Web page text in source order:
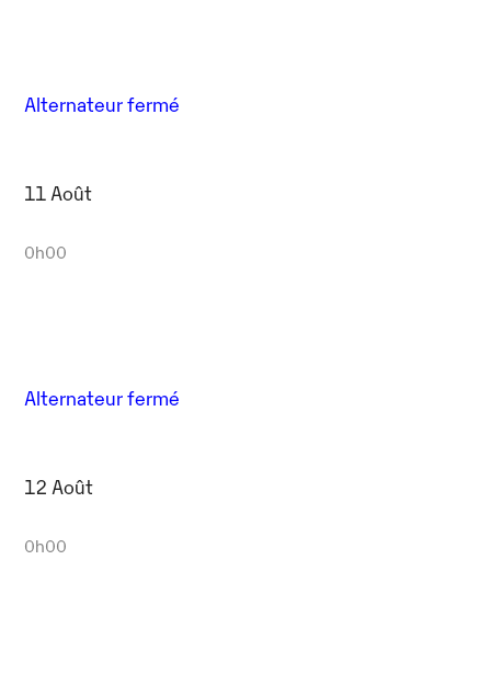
Alternateur fermé
11 Août
0h00
Alternateur fermé
12 Août
0h00